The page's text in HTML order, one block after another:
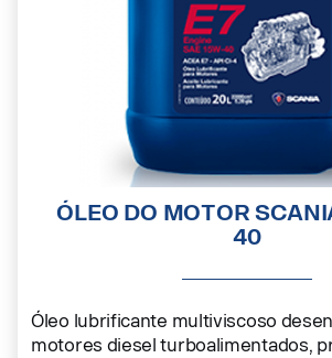
ÓLEO DO MOTOR
40
Óleo lubrificante multiviscoso
motores diesel turboalimentados,